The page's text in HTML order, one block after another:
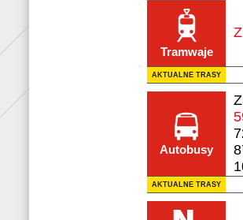
Tramwaje
Z
AKTUALNE TRASY
Autobusy
AKTUALNE TRASY